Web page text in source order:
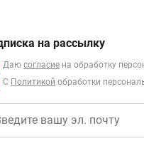
на рассылку
Даю согласие на обработку
С Политикой обработки